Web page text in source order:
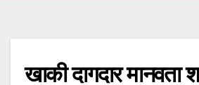
खाकी दागदार मानवता